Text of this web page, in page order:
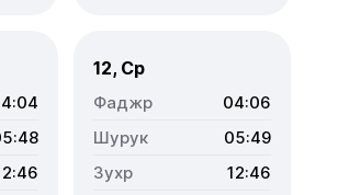
12, Ср
04:06
05:49
12:46